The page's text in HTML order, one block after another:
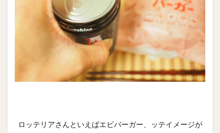
ロッテリアさんといえばエビバーガー、ッテイメージが